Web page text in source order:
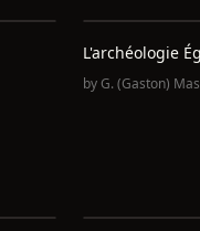
L'archéologie
byG. (Gaston)